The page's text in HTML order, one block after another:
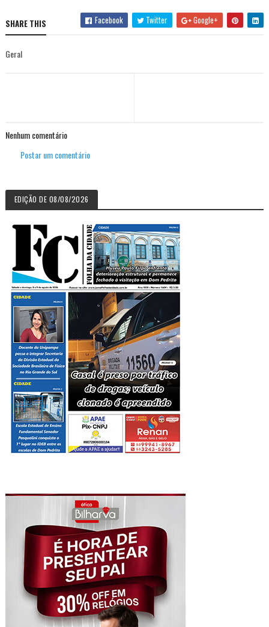
SHARE THIS Facebook Twitter Google+
Geral
Nenhum comentário
Postar um comentário
EDIÇÃO DE 08/08/2026